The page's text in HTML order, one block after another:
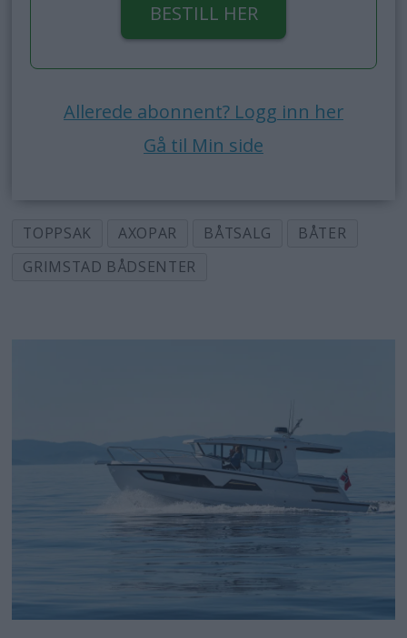
BESTILL HER
Allerede abonnent? Logg inn her
Gå til Min side
TOPPSAK AXOPAR BÅTSALG
BÅTER
GRIMSTAD BÅDSENTER